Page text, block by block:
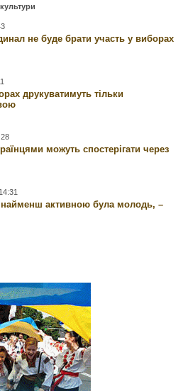
не буде брати участь у виборах
друкуватимуть тільки
можуть спостерігати через
найменш активною була молодь, –